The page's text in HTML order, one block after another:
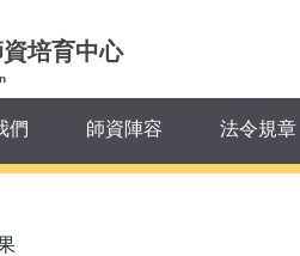
培育中心
們 師資陣容 法令規章